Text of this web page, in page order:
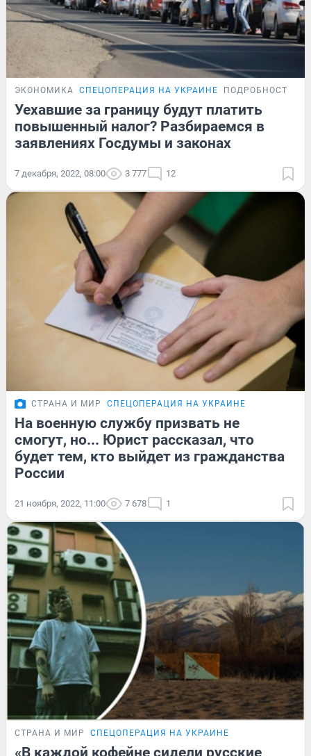
ЭКОНОМИКА СПЕЦОПЕРАЦИЯ НА УКРАИНЕ ПОДРОБНОСТИ
Уехавшие за границу будут платить
повышенный налог? Разбираемся в
заявлениях Госдумы и законах
7 декабря, 2022, 08:00 3 777 12
СТРАНА И МИР СПЕЦОПЕРАЦИЯ НА УКРАИНЕ
На военную службу призвать не
смогут, но... Юрист рассказал, что
будет тем, кто выйдет из гражданства
России
21 ноября, 2022, 11:00 7 678 1
СТРАНА И МИР СПЕЦОПЕРАЦИЯ НА УКРАИНЕ